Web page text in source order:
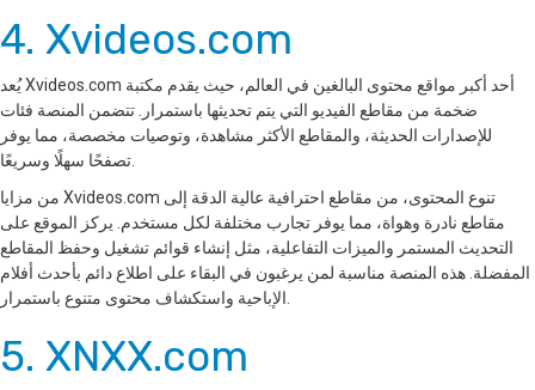
4. Xvideos.com
يُعد Xvideos.com أحد أكبر مواقع محتوى البالغين في العالم، حيث يقدم مكتبة
ضخمة من مقاطع الفيديو التي يتم تحديثها باستمرار. تتضمن المنصة فئات
للإصدارات الحديثة، والمقاطع الأكثر مشاهدة، وتوصيات مخصصة، مما يوفر
من مزايا Xvideos.com تنوع المحتوى، من مقاطع احترافية عالية الدقة إلى
مقاطع نادرة وهواة، مما يوفر تجارب مختلفة لكل مستخدم. يركز الموقع على
التحديث المستمر والميزات التفاعلية، مثل إنشاء قوائم تشغيل وحفظ المقاطع
المفضلة. هذه المنصة مناسبة لمن يرغبون في البقاء على اطلاع دائم بأحدث أفلام
5. XNXX.com